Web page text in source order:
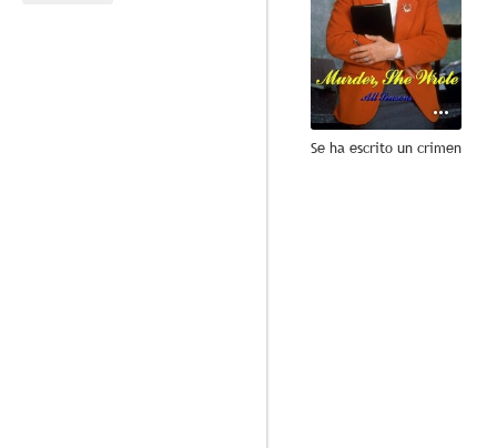
Se ha escrito un crimen